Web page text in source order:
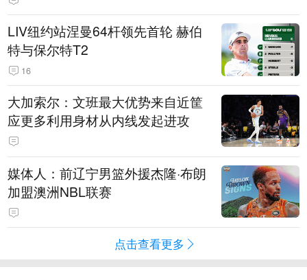
LIV纽约站涅曼64杆领先首轮 赫伯
特与保尔特T2
16
大加索尔：文班最大优势来自近筐
应更多利用身材从内线发起进攻
媒体人：前辽宁男篮外援杰隆·布朗
加盟澳洲NBL联赛
点击查看更多